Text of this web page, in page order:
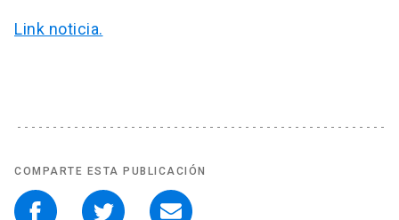
Link noticia.
COMPARTE ESTA PUBLICACIÓN